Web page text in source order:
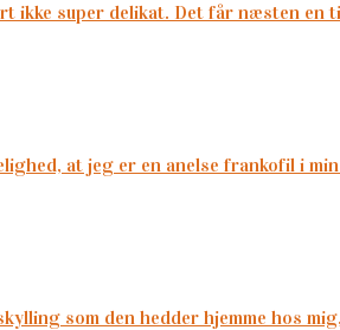
ikke super delikat. Det får næsten en
at jeg er en anelse frankofil i min
som den hedder hjemme hos